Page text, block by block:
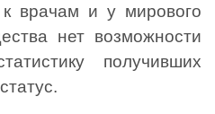
врачам и у мирового
нет возможности
получивших